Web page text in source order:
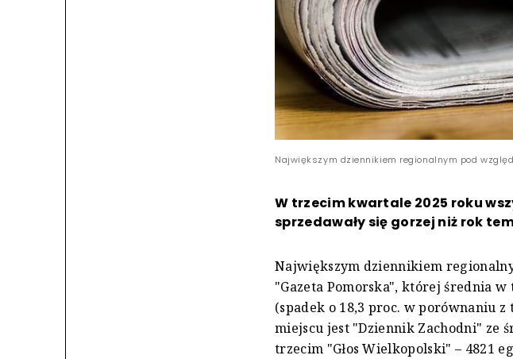
Największym dziennikiem regionalnym pod
W trzecim kwartale 2025 roku
sprzedawały się gorzej niż rok
Największym dziennikiem
"Gazeta Pomorska", której średnia
(spadek o 18,3 proc. w porównaniu
miejscu jest "Dziennik Zachodni" ze
trzecim "Głos Wielkopolski" – 4821